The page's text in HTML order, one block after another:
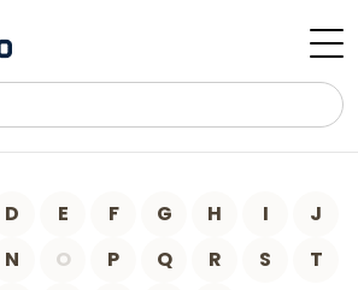
D E F G H I
J
N O P Q R S
T